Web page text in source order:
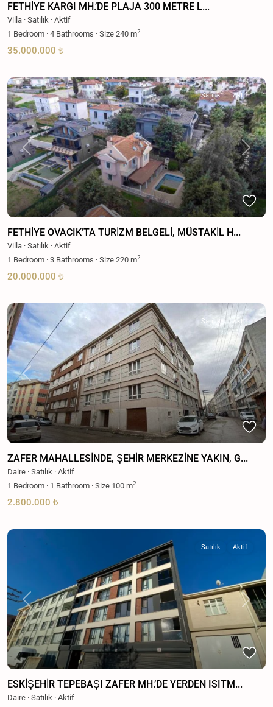
FETHİYE KARGI MH.’DE PLAJA 300 METRE L...
Villa · Satılık · Aktif
1 Bedroom · 4 Bathrooms · Size 240 m2
35.000.000 ₺
Previous Next
Satılık Aktif
FETHİYE OVACIK’TA TURİZM BELGELİ, MÜSTAKİL H...
Villa · Satılık · Aktif
1 Bedroom · 3 Bathrooms · Size 220 m2
20.000.000 ₺
Previous Next
Satılık Aktif
ZAFER MAHALLESİNDE, ŞEHİR MERKEZİNE YAKIN, G...
Daire · Satılık · Aktif
1 Bedroom · 1 Bathroom · Size 100 m2
2.800.000 ₺
Previous Next
Satılık Aktif
ESKİŞEHİR TEPEBAŞI ZAFER MH.’DE YERDEN ISITM...
Daire · Satılık · Aktif